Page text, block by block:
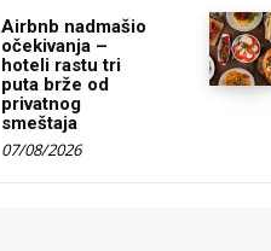
Airbnb nadmašio
očekivanja –
hoteli rastu tri
puta brže od
privatnog
smeštaja
07/08/2026